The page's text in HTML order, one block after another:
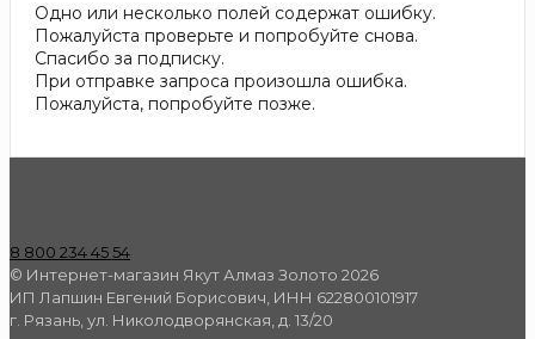
Одно или несколько полей содержат ошибку.
Пожалуйста проверьте и попробуйте снова.
Спасибо за подписку.
При отправке запроса произошла ошибка.
Пожалуйста, попробуйте позже.
8 800 234 45 54
© Интернет-магазин Якут Алмаз Золото 2026
ИП Лапшин Евгений Борисович, ИНН 622800101917
г. Рязань, ул. Николодворянская, д. 13/20